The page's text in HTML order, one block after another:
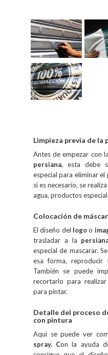
Limpieza previa de la
Antes de empezar con la
persiana, esta debe
especial para eliminar
si es necesarío, se
agua, productos
Colocación de
El diseño del logoo
trasladar a la
especial de mascarar.
esa forma, reproducir
También se puede
recortarlo para
para pintar.
Detalle del proceso
con pintura
Aquí se puede ver
spray. Con la ayuda